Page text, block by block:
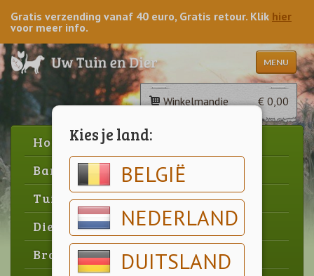
Kies je land:
BELGIË
NEDERLAND
DUITSLAND
Gratis verzending vanaf 40 euro, Gratis retour. Klik hier
voor meer info.
MENU
Winkelmandje € 0,00
Home
Barbecue
Tuin
Dier
Brood & gebak